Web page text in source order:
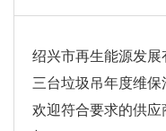
绍兴市再生能源发
三台垃圾吊年度维保
欢迎符合要求的供应